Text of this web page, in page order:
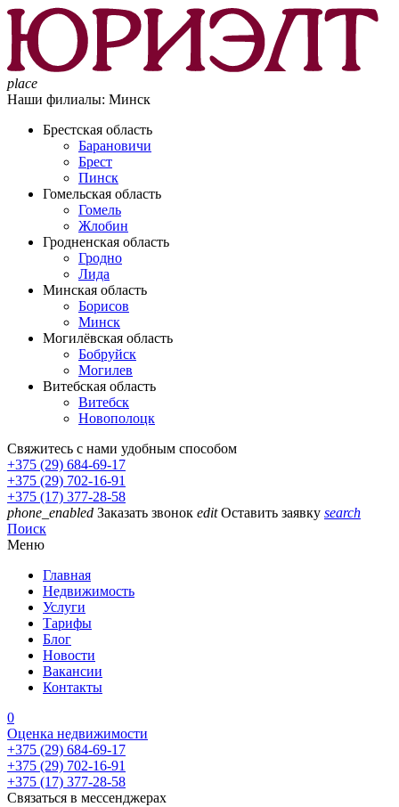
place
Наши филиалы: Минск
Брестская область
Барановичи
Брест
Пинск
Гомельская область
Гомель
Жлобин
Гродненская область
Гродно
Лида
Минская область
Борисов
Минск
Могилёвская область
Бобруйск
Могилев
Витебская область
Витебск
Новополоцк
Свяжитесь с нами удобным способом
+375 (29) 684-69-17
+375 (29) 702-16-91
+375 (17) 377-28-58
phone_enabled Заказать звонок edit Оставить заявку search
Поиск
Меню
Главная
Недвижимость
Услуги
Тарифы
Блог
Новости
Вакансии
Контакты
0
Оценка недвижимости
+375 (29) 684-69-17
+375 (29) 702-16-91
+375 (17) 377-28-58
Связаться в мессенджерах